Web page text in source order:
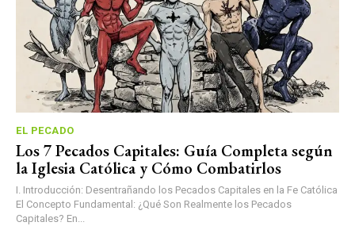
EL PECADO
Los 7 Pecados Capitales: Guía Completa según
la Iglesia Católica y Cómo Combatirlos
I. Introducción: Desentrañando los Pecados Capitales en la Fe Católica
El Concepto Fundamental: ¿Qué Son Realmente los Pecados
Capitales? En...